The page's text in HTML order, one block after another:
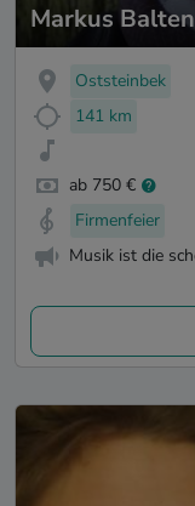
Markus
Oststeinbek
141 km
ab 750 €
Firmenfeier
Musik ist die